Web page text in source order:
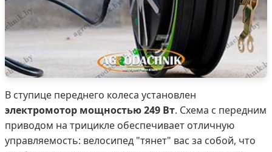
В ступице переднего колеса установлен
электромотор мощностью 249 Вт. Схема с передним
приводом на трицикле обеспечивает отличную
управляемость: велосипед "тянет" вас за собой, что